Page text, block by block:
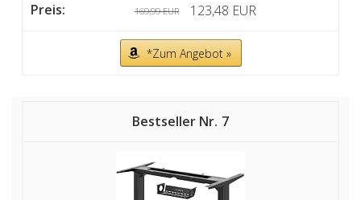
169,99 EUR 123,48 EUR
*Zum Angebot »
7